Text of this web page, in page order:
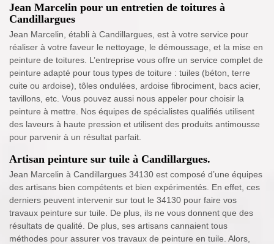
Jean Marcelin pour un entretien de toitures à
Candillargues
Jean Marcelin, établi à Candillargues, est à votre service pour
réaliser à votre faveur le nettoyage, le démoussage, et la mise en
peinture de toitures. L’entreprise vous offre un service complet de
peinture adapté pour tous types de toiture : tuiles (béton, terre
cuite ou ardoise), tôles ondulées, ardoise fibrociment, bacs acier,
tavillons, etc. Vous pouvez aussi nous appeler pour choisir la
peinture à mettre. Nos équipes de spécialistes qualifiés utilisent
des laveurs à haute pression et utilisent des produits antimousse
pour parvenir à un résultat parfait.
Artisan peinture sur tuile à Candillargues.
Jean Marcelin à Candillargues 34130 est composé d’une équipes
des artisans bien compétents et bien expérimentés. En effet, ces
derniers peuvent intervenir sur tout le 34130 pour faire vos
travaux peinture sur tuile. De plus, ils ne vous donnent que des
résultats de qualité. De plus, ses artisans cannaient tous
méthodes pour assurer vos travaux de peinture en tuile. Alors,